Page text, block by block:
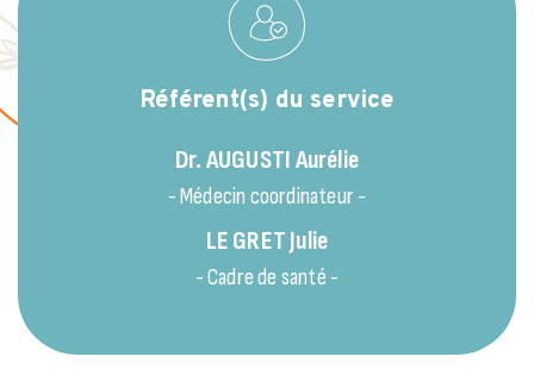
Référent(s) du service
Dr. AUGUSTIAurélie
- Médecin coordinateur -
LE GRETJulie
- Cadre de santé -